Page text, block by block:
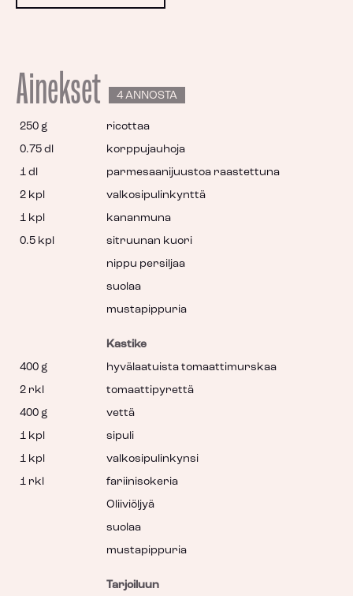
Ainekset 4 ANNOSTA
ricottaa
250 g
korppujauhoja
0.75 dl
parmesaanijuustoa raastettuna
1 dl
valkosipulinkynttä
2 kpl
kananmuna
1 kpl
sitruunan kuori
0.5 kpl
nippu persiljaa
suolaa
mustapippuria
Kastike
hyvälaatuista tomaattimurskaa
400 g
tomaattipyrettä
2 rkl
vettä
400 g
sipuli
1 kpl
valkosipulinkynsi
1 kpl
fariinisokeria
1 rkl
Oliiviöljyä
suolaa
mustapippuria
Tarjoiluun